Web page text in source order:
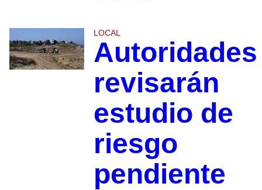
LOCAL
Autoridades
revisarán
estudio de
riesgo
pendiente